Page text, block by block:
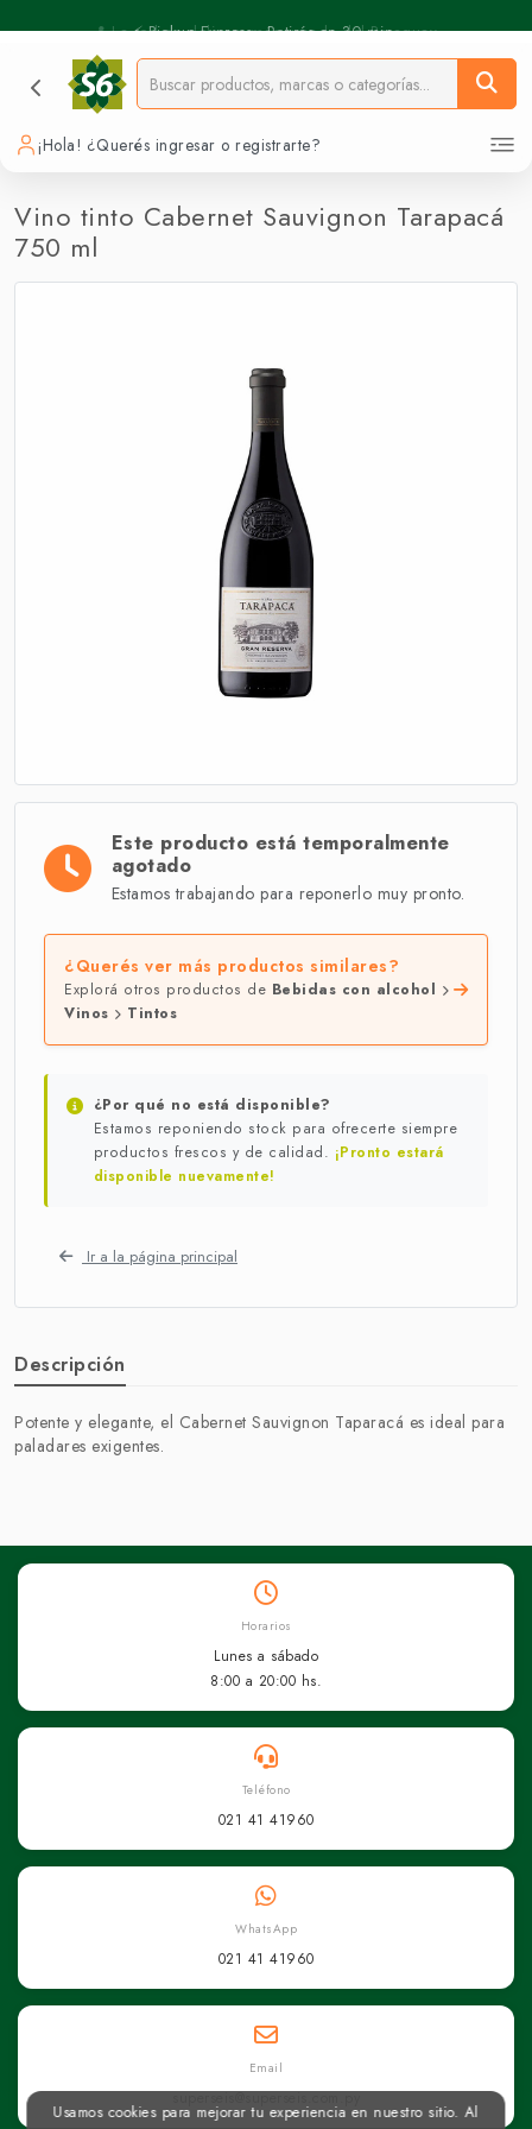
📍 La red de delivery más grande del Paraguay.
⚡️ Pickup Express - Retirás en 30 min.
¡Hola! ¿Querés ingresar o registrarte?
Vino tinto Cabernet Sauvignon Tarapacá
750 ml
Este producto está temporalmente
agotado
Estamos trabajando para reponerlo muy pronto.
¿Querés ver más productos similares?
Explorá otros productos de Bebidas con alcohol
Vinos
Tintos
¿Por qué no está disponible?
Estamos reponiendo stock para ofrecerte siempre
productos frescos y de calidad. ¡Pronto estará
disponible nuevamente!
Ir a la página principal
Descripción
Potente y elegante, el Cabernet Sauvignon Taparacá es ideal para
paladares exigentes.
Horarios
Lunes a sábado
8:00 a 20:00 hs.
Teléfono
021 41 41960
WhatsApp
021 41 41960
Email
superseis@superseis.com.py
Usamos cookies para mejorar tu experiencia en nuestro sitio. Al